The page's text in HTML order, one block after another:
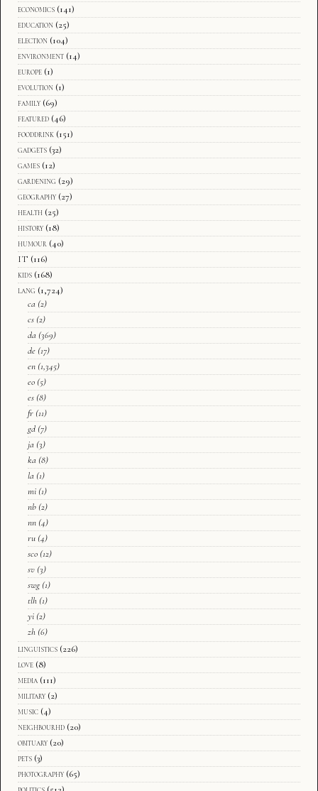
economics (141)
education (25)
election (104)
environment (14)
europe (1)
evolution (1)
family (69)
featured (46)
fooddrink (151)
gadgets (32)
games (12)
gardening (29)
geography (27)
health (25)
history (18)
humour (40)
IT (116)
kids (168)
lang (1,724)
ca (2)
cs (2)
da (369)
de (17)
en (1,345)
eo (5)
es (8)
fr (11)
gd (7)
ja (3)
ka (8)
la (1)
mi (1)
nb (2)
nn (4)
ru (4)
sco (12)
sv (3)
swg (1)
tlh (1)
yi (2)
zh (6)
linguistics (226)
love (8)
media (111)
military (2)
music (4)
neighbourhd (20)
obituary (20)
pets (3)
photography (65)